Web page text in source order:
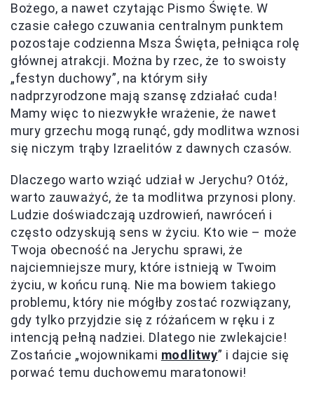
Bożego, a nawet czytając Pismo Święte. W
czasie całego czuwania centralnym punktem
pozostaje codzienna Msza Święta, pełniąca rolę
głównej atrakcji. Można by rzec, że to swoisty
„festyn duchowy”, na którym siły
nadprzyrodzone mają szansę zdziałać cuda!
Mamy więc to niezwykłe wrażenie, że nawet
mury grzechu mogą runąć, gdy modlitwa wznosi
się niczym trąby Izraelitów z dawnych czasów.
Dlaczego warto wziąć udział w Jerychu? Otóż,
warto zauważyć, że ta modlitwa przynosi plony.
Ludzie doświadczają uzdrowień, nawróceń i
często odzyskują sens w życiu. Kto wie – może
Twoja obecność na Jerychu sprawi, że
najciemniejsze mury, które istnieją w Twoim
życiu, w końcu runą. Nie ma bowiem takiego
problemu, który nie mógłby zostać rozwiązany,
gdy tylko przyjdzie się z różańcem w ręku i z
intencją pełną nadziei. Dlatego nie zwlekajcie!
Zostańcie „wojownikami modlitwy” i dajcie się
porwać temu duchowemu maratonowi!